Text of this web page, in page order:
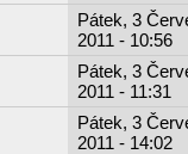
Pátek, 3
2011 - 10:56
Pátek, 3
2011 - 11:31
Pátek, 3
2011 - 14:02